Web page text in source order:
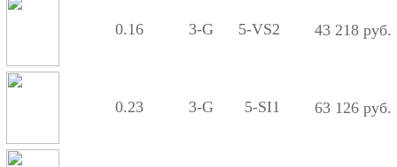
0.16 3-G 5-VS2 43 218 руб.
0.23 3-G 5-SI1 63 126 руб.